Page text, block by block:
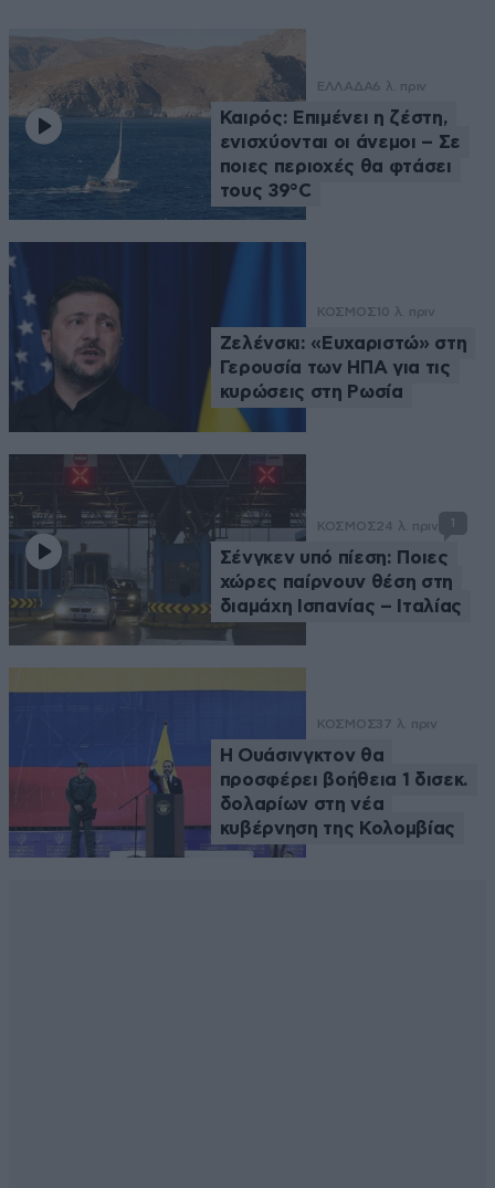
ΕΛΛΑΔΑ6 λ. πριν
Καιρός: Επιμένει η ζέστη,
ενισχύονται οι άνεμοι – Σε
ποιες περιοχές θα φτάσει
τους 39°C
ΚΟΣΜΟΣ 10 λ. πριν
Ζελένσκι: «Ευχαριστώ» στη
Γερουσία των ΗΠΑ για τις
κυρώσεις στη Ρωσία
ΚΟΣΜΟΣ24 λ. πριν 1
Σένγκεν υπό πίεση: Ποιες
χώρες παίρνουν θέση στη
διαμάχη Ισπανίας – Ιταλίας
ΚΟΣΜΟΣ37 λ. πριν
Η Ουάσινγκτον θα
προσφέρει βοήθεια 1 δισεκ.
δολαρίων στη νέα
κυβέρνηση της Κολομβίας